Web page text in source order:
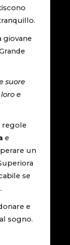
giovane
suore
e
regole
e
un
se
e
sogno.